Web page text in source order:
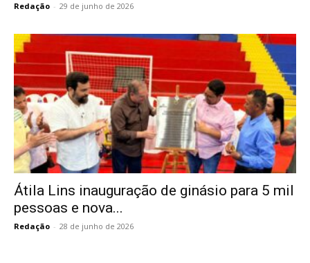
Redação - 29 de junho de 2026
Átila Lins inauguração de ginásio para 5 mil
pessoas e nova...
Redação - 28 de junho de 2026